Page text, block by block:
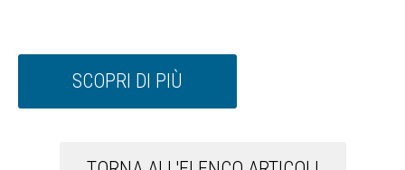
SCOPRI DI PIÙ